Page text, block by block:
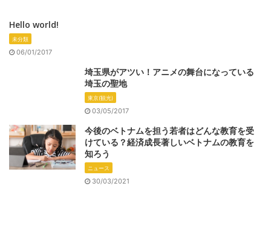
Hello world!
未分類
06/01/2017
埼玉県がアツい！アニメの舞台になっている
埼玉の聖地
東京(観光)
03/05/2017
今後のベトナムを担う若者はどんな教育を受
けている？経済成長著しいベトナムの教育を
知ろう
ニュース
30/03/2021